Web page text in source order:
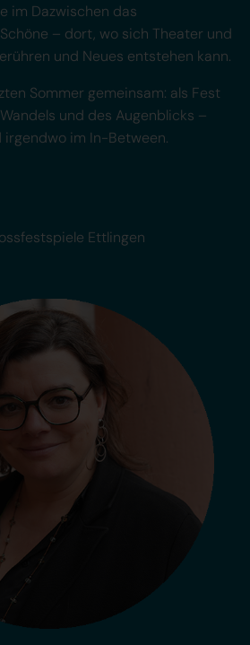
im Dazwischen das
– dort, wo sich Theater und
und Neues entstehen kann.
Sommer gemeinsam: als Fest
und des Augenblicks –
im In-Between.
Ettlingen